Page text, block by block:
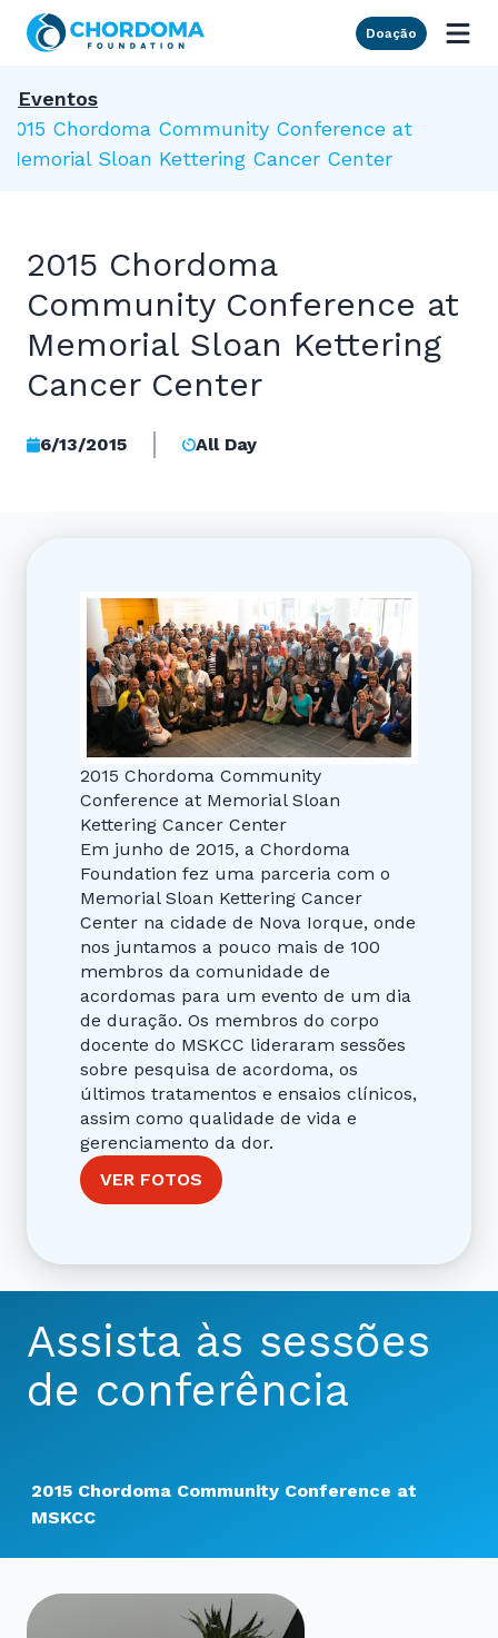
Skip to Main Content
Doação
Eventos
2015 Chordoma Community Conference at
Memorial Sloan Kettering Cancer Center
2015 Chordoma
Community Conference at
Memorial Sloan Kettering
Cancer Center
6/13/2015 All Day
2015 Chordoma Community
Conference at Memorial Sloan
Kettering Cancer Center
Em junho de 2015, a Chordoma
Foundation fez uma parceria com o
Memorial Sloan Kettering Cancer
Center na cidade de Nova Iorque, onde
nos juntamos a pouco mais de 100
membros da comunidade de
acordomas para um evento de um dia
de duração. Os membros do corpo
docente do MSKCC lideraram sessões
sobre pesquisa de acordoma, os
últimos tratamentos e ensaios clínicos,
assim como qualidade de vida e
gerenciamento da dor.
VER FOTOS
Assista às sessões
de conferência
2015 Chordoma Community Conference at
MSKCC